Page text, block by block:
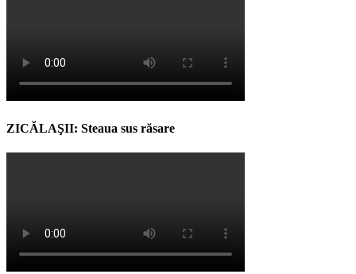
ZICĂLAŞII: Steaua sus răsare